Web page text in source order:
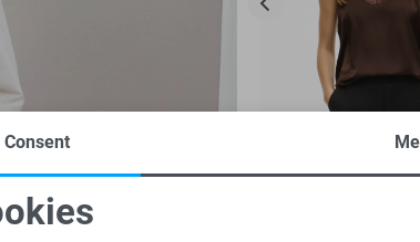
cookies
Consent